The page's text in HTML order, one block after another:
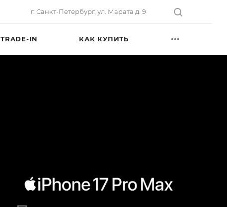
г. Санкт-Петербург, ул. Марата д. 9
TRADE-IN КАК КУПИТЬ